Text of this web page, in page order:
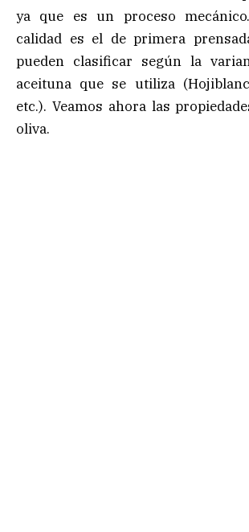
ya que es un proceso
calidad es el de primera
pueden clasificar según la
aceituna que se utiliza
etc.). Veamos ahora las
oliva.